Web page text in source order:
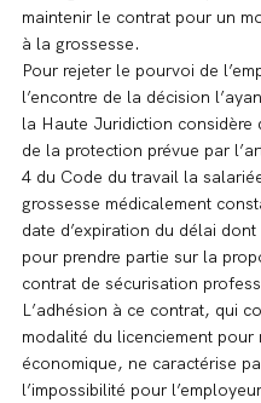
maintenir le contrat pour un
à la grossesse.
Pour rejeter le pourvoi de
l’encontre de la décision
la Haute Juridiction considère
de la protection prévue par
4 du Code du travail la
grossesse médicalement
date d’expiration du délai
pour prendre partie sur la
contrat de sécurisation
L’adhésion à ce contrat, qui
modalité du licenciement pour
économique, ne caractérise
l’impossibilité pour